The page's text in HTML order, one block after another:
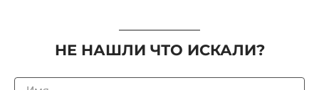
НЕ НАШЛИ ЧТО ИСКАЛИ?